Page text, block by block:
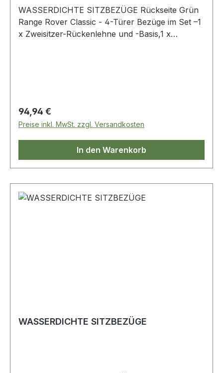
WASSERDICHTE SITZBEZÜGE Rückseite Grün
Range Rover Classic - 4-Türer Bezüge im Set –1
x Zweisitzer-Rückenlehne und -Basis,1 x
Regulärer Preis:
94,94 €
Preise inkl. MwSt. zzgl. Versandkosten
In den Warenkorb
WASSERDICHTE SITZBEZÜGE